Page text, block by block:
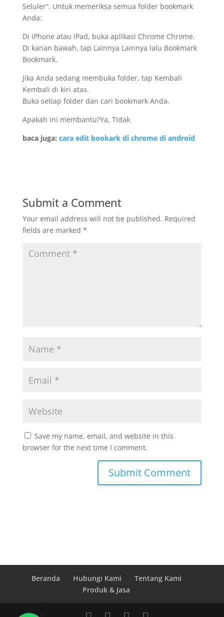
Seluler”. Untuk memeriksa semua folder bookmark
Anda:
Di iPhone atau iPad, buka aplikasi Chrome Chrome.
Di kanan bawah, tap Lainnya Lainnya lalu Bookmark
Bookmark.
Jika Anda sedang membuka folder, tap Kembali
Kembali di kiri atas.
Buka setiap folder dan cari bookmark Anda.
Apakah ini membantu?Ya, Tidak
baca juga: cara edit bookark di chrome di android
Submit a Comment
Your email address will not be published. Required
fields are marked *
Save my name, email, and website in this
browser for the next time I comment.
Beranda Hubungi Kami
Tentang Kami
Produk & Jasa